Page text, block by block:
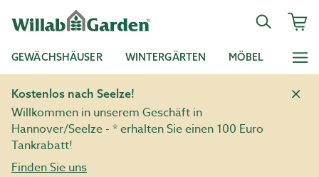
GEWÄCHSHÄUSER WINTERGÄRTEN MÖBEL
Kostenlos nach Seelze!
Willkommen in unserem Geschäft in
Hannover/Seelze - * erhalten Sie einen 100 Euro
Tankrabatt!
Finden Sie uns